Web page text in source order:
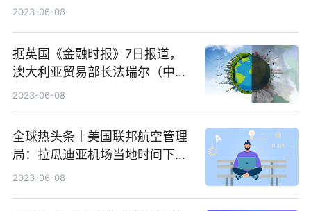
2023-06-08
据英国《金融时报》7日报道，
澳大利亚贸易部长法瑞尔（中文
名唐方睿）警告欧盟，除非欧盟
议，与此同时，他还对澳中关系
趋向缓和表示欢迎 全球快播报
2023-06-08
全球热头条丨美国联邦航空管理
局：拉瓜迪亚机场当地时间下午
2:15分后仍然停飞的概率为
2023-06-08